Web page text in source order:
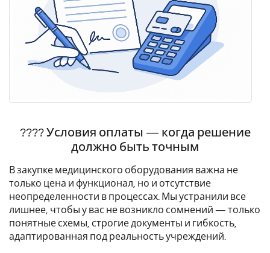
???? Условия оплаты — когда решение
должно быть точным
В закупке медицинского оборудования важна не
только цена и функционал, но и отсутствие
неопределенности в процессах. Мы устранили все
лишнее, чтобы у вас не возникло сомнений — только
понятные схемы, строгие документы и гибкость,
адаптированная под реальность учреждений.